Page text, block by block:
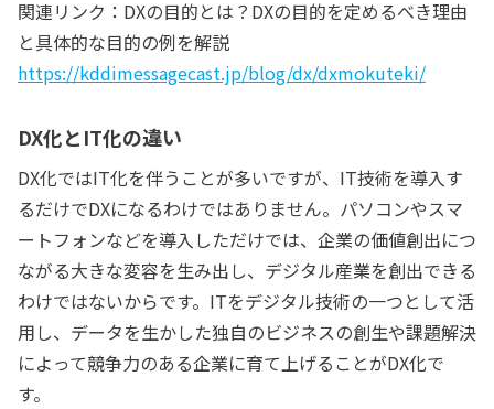
関連リンク：DXの目的とは？DXの目的を定めるべき理由
と具体的な目的の例を解説
https://kddimessagecast.jp/blog/dx/dxmokuteki/
DX化とIT化の違い
DX化ではIT化を伴うことが多いですが、IT技術を導入す
るだけでDXになるわけではありません。パソコンやスマ
ートフォンなどを導入しただけでは、企業の価値創出につ
ながる大きな変容を生み出し、デジタル産業を創出できる
わけではないからです。ITをデジタル技術の一つとして活
用し、データを生かした独自のビジネスの創生や課題解決
によって競争力のある企業に育て上げることがDX化で
す。